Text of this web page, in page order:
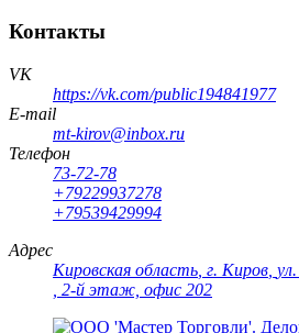
Контакты
VK
https://vk.com/public194841977
E-mail
mt-kirov@inbox.ru
Телефон
73-72-78
+79229937278
+79539429994
Адрес
Кировская область г. Киров
, 2-й этаж, офис 202